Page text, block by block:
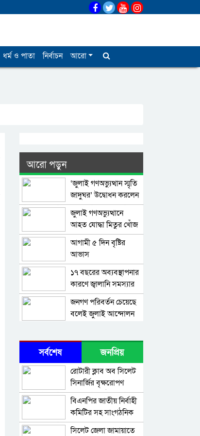
ধর্ম ও পাতা নির্বাচন আরো
আরো পড়ুন
‘জুলাই গণঅভ্যুত্থান স্মৃতি
জাদুঘর’ উদ্বোধন করলেন
প্রধানমন্ত্রী
জুলাই গণঅভ্যুত্থানে
আহত যোদ্ধা মিতুর খোঁজ
নিলেন প্রধানমন্ত্রী
আগামী ৫ দিন বৃষ্টির
আভাস
১৭ বছরের অব্যবস্থাপনার
কারণে জ্বালানি সমস্যার
সৃষ্টি: বাণিজ্যমন্ত্রী
জনগণ পরিবর্তন চেয়েছে
বলেই জুলাই আন্দোলন
মানুষের বিজয়ের দিন:
জুলাই স্মৃতি জাদুঘর সকল
গণতান্ত্রিক আন্দোলনের
প্রতিচ্ছবি : প্রধানমন্ত্রী
দেশে কেউ কেউ অহেতুক
ইস্যুতে অস্থিতিশীল
পরিস্থিতি সৃষ্টির চেষ্টা
করছে : প্রধানমন্ত্রী
হাদিস বর্ণনায় সতর্কতা
আবশ্যক
সর্বশেষ জনপ্রিয়
রোটারী ক্লাব অব সিলেট
সিনার্জির বৃক্ষরোপণ
কর্মসূচি অনুষ্ঠিত
বিএনপির জাতীয় নির্বাহী
কমিটির সহ সাংগঠনিক
সম্পাদক মিফতাহ্
সিলেট জেলা জামায়াতে